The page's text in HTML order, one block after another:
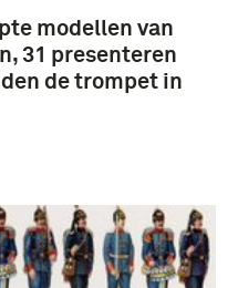
modellen van
31 presenteren
de trompet in